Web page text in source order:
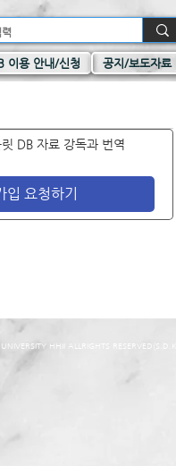
이용 안내/신청 공지/보도자료
DB 자료 강독과 번역
입 요청하기
HHII ALLRIGHTS RESERVED(S.D.K)